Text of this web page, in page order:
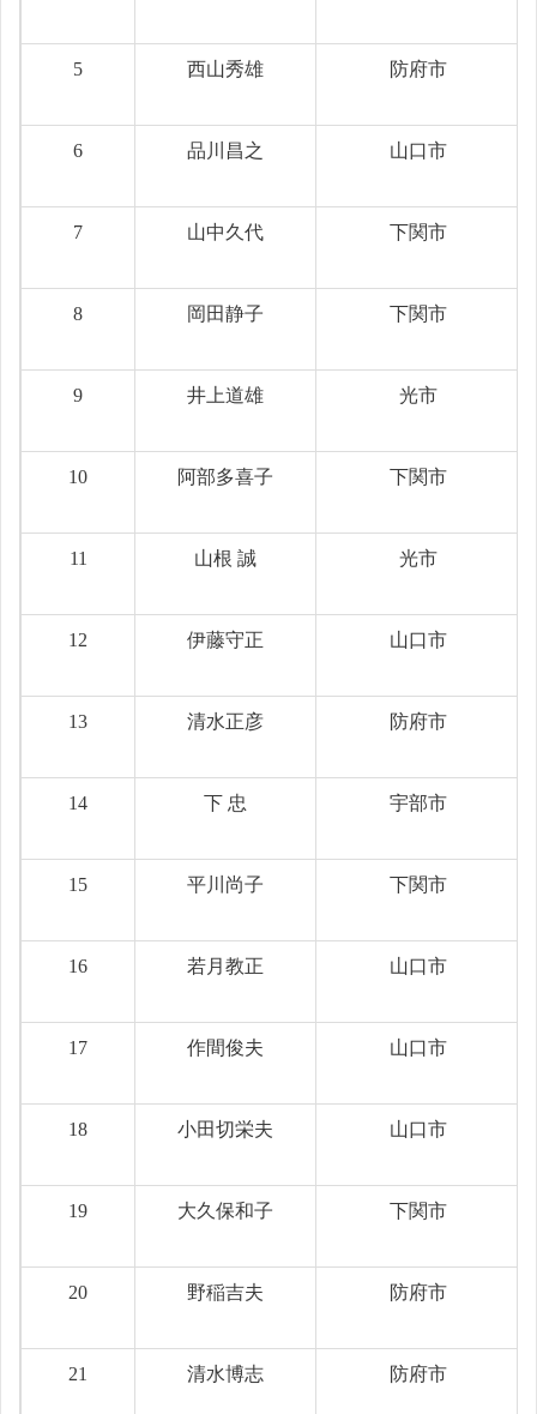
5 西山秀雄 防府市
6 品川昌之 山口市
7 山中久代 下関市
8 岡田静子 下関市
9 井上道雄 光市
10 阿部多喜子 下関市
11 山根 誠 光市
12 伊藤守正 山口市
13 清水正彦 防府市
14 下 忠 宇部市
15 平川尚子 下関市
16 若月教正 山口市
17 作間俊夫 山口市
18 小田切栄夫 山口市
19 大久保和子 下関市
20 野稲吉夫 防府市
21 清水博志 防府市